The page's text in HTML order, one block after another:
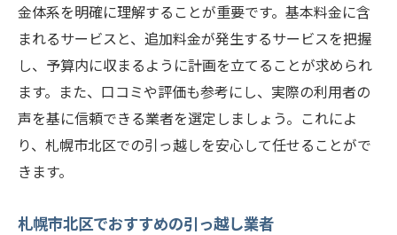
金体系を明確に理解することが重要です。基本料金に含
まれるサービスと、追加料金が発生するサービスを把握
し、予算内に収まるように計画を立てることが求められ
ます。また、口コミや評価も参考にし、実際の利用者の
声を基に信頼できる業者を選定しましょう。これによ
り、札幌市北区での引っ越しを安心して任せることがで
きます。
札幌市北区でおすすめの引っ越し業者